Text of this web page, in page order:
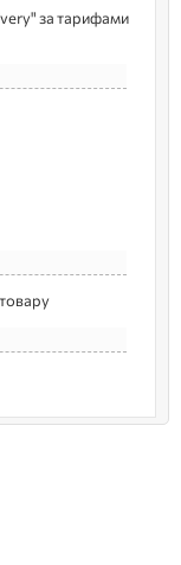
за тарифами